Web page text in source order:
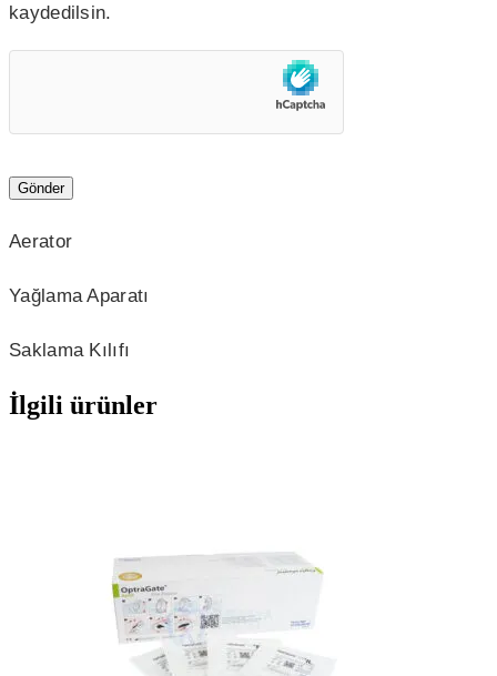
kaydedilsin.
Aerator
Yağlama Aparatı
Saklama Kılıfı
İlgili ürünler